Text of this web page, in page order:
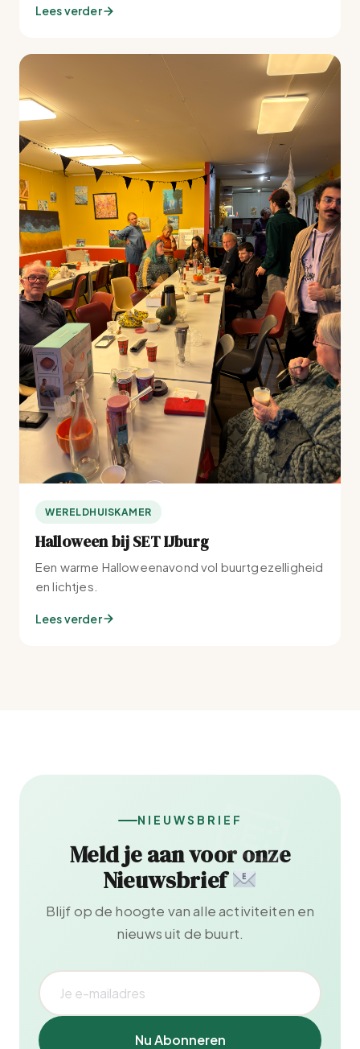
Lees verder
WERELDHUISKAMER
Halloween bij SET IJburg
Een warme Halloweenavond vol buurtgezelligheid
en lichtjes.
Lees verder
NIEUWSBRIEF
Meld je aan voor onze
Nieuwsbrief
Blijf op de hoogte van alle activiteiten en
nieuws uit de buurt.
Nu Abonneren